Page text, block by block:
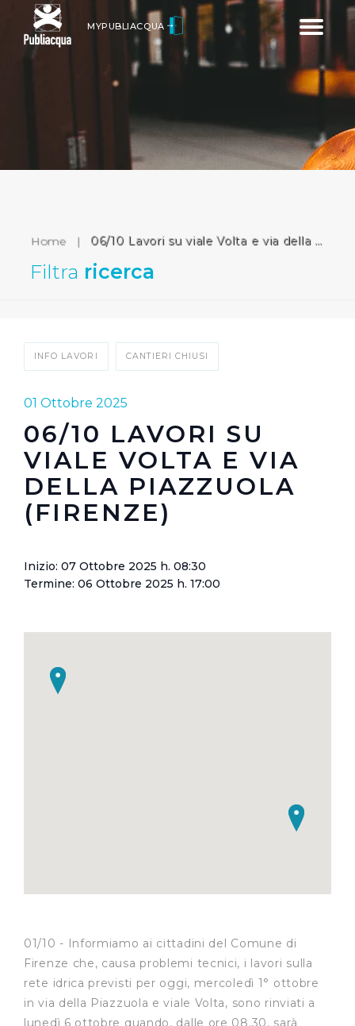
Toggle
MYPUBLIACQUA
Home | 06/10 Lavori su viale Volta e via della Piazzuola (Firenze)
Filtra ricerca
INFO LAVORI CANTIERI CHIUSI
01 Ottobre 2025
06/10 LAVORI SU
VIALE VOLTA E VIA
DELLA PIAZZUOLA
(FIRENZE)
Inizio: 07 Ottobre 2025 h. 08:30
Termine: 06 Ottobre 2025 h. 17:00
01/10 - Informiamo ai cittadini del Comune di
Firenze che, causa problemi tecnici, i lavori sulla
rete idrica previsti per oggi, mercoledì 1° ottobre
in via della Piazzuola e viale Volta, sono rinviati a
lunedì 6 ottobre quando, dalle ore 08.30, sarà